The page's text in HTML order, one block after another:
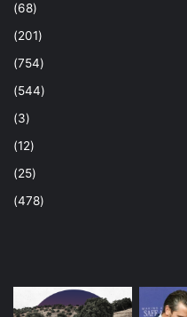
(68)
(201)
(754)
(544)
(3)
(12)
(25)
(478)